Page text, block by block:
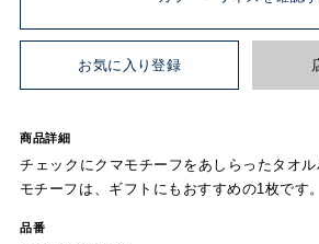
お気に入り登録
商品詳細
チェックにクマモチーフをあしらったタオ
モチーフは、ギフトにもおすすめの1枚です。
品番